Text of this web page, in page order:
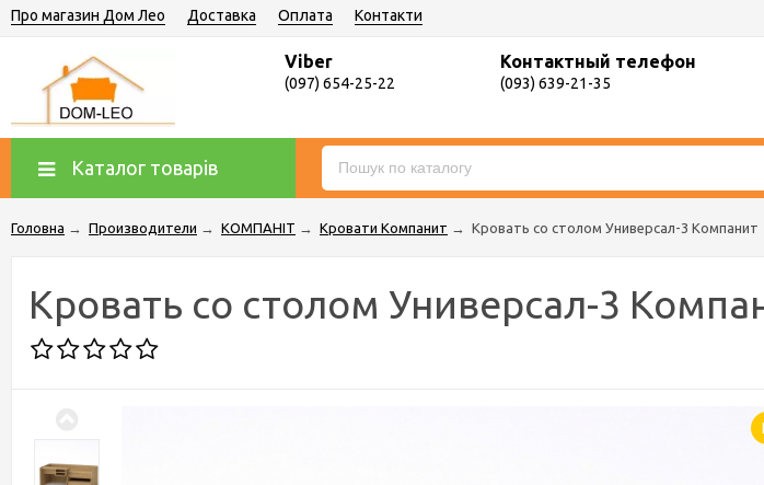
Про магазин Дом Лео Доставка Оплата Контакти
Viber
(097) 654-25-22
Контактный телефон
(093) 639-21-35
Каталог товарів
Головна → Производители → КОМПАНІТ → Кровати Компанит → Кровать со столом Универсал-3 Компанит
Кровать со столом Универсал-3